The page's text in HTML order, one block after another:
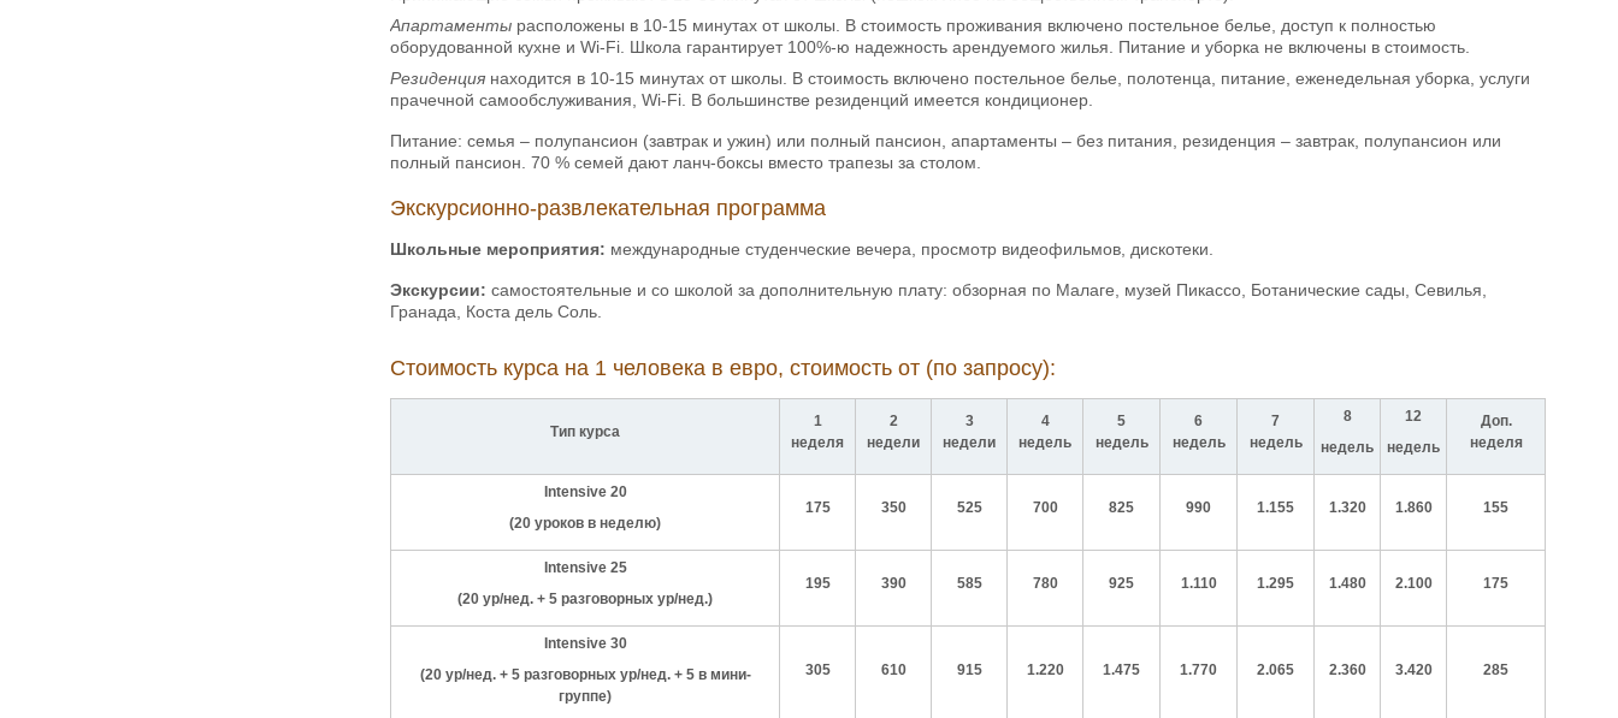
Апартаменты расположены в 10-15 минутах от школы. В стоимость проживания включено постельное белье, доступ к полностью
оборудованной кухне и Wi-Fi. Школа гарантирует 100%-ю надежность арендуемого жилья. Питание и уборка не включены в стоимость.
Резиденция находится в 10-15 минутах от школы. В стоимость включено постельное белье, полотенца, питание, еженедельная уборка, услуги
прачечной самообслуживания, Wi-Fi. В большинстве резиденций имеется кондиционер.
Питание: семья – полупансион (завтрак и ужин) или полный пансион, апартаменты – без питания, резиденция – завтрак, полупансион или
полный пансион. 70 % семей дают ланч-боксы вместо трапезы за столом.
Экскурсионно-развлекательная программа
Школьные мероприятия: международные студенческие вечера, просмотр видеофильмов, дискотеки.
Экскурсии: самостоятельные и со школой за дополнительную плату: обзорная по Малаге, музей Пикассо, Ботанические сады, Севилья,
Гранада, Коста дель Соль.
Стоимость курса на 1 человека в евро, стоимость от (по запросу):
Тип курса
1
неделя
2
недели
3
недели
4
недель
5
недель
6
недель
7
недель
8
недель
12
недель
Доп.
неделя
Intensive 20
(20 уроков в неделю)
175 350 525 700 825 990 1.155 1.320 1.860 155
Intensive25
(20 ур/нед. + 5 разговорных ур/нед.)
195 390 585 780 925 1.110 1.295 1.480 2.100 175
Intensive30
(20 ур/нед. + 5 разговорных ур/нед. + 5 в мини-
группе)
305 610 915 1.220 1.475 1.770 2.065 2.360 3.420 285